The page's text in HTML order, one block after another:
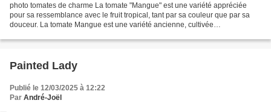
photo tomates de charme La tomate "Mangue" est une variété appréciée
pour sa ressemblance avec le fruit tropical, tant par sa couleur que par sa
douceur. La tomate Mangue est une variété ancienne, cultivée
Painted Lady
Publié le 12/03/2025 à 12:22
Par André-Joël